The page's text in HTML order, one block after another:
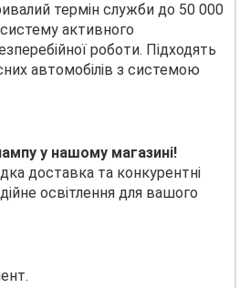
термін служби до 50 000
систему активного
роботи. Підходять
автомобілів з системою
у нашому магазині!
доставка та конкурентні
освітлення для вашого